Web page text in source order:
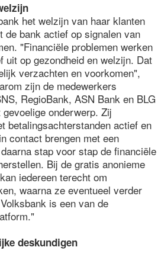
het welzijn van haar klanten
de bank actief op signalen van
"Financiële problemen werken
uit op gezondheid en welzijn. Dat
verzachten en voorkomen",
zijn de medewerkers
RegioBank, ASN Bank en BLG
onderwerp. Zij
betalingsachterstanden actief en
contact brengen met een
stap voor stap de financiële
Bij de gratis anonieme
kan iedereen terecht om
waarna ze eventueel verder
is een van de
deskundigen